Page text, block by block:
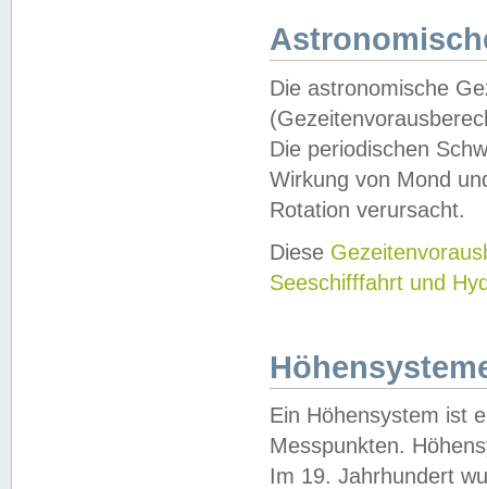
Die astronomische
Die periodischen
Wirkung von Mond
Rotation verursacht.
Diese
Seeschifffahrt und
Ein Höhensystem ist
Messpunkten.
Im 19. Jahrhundert